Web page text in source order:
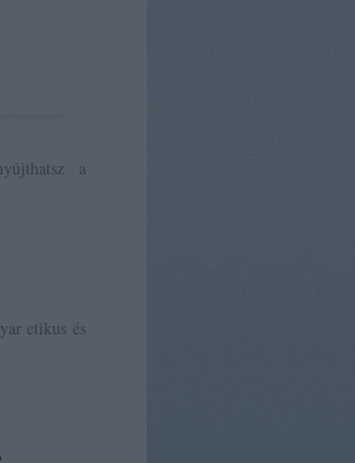
a
etikus és